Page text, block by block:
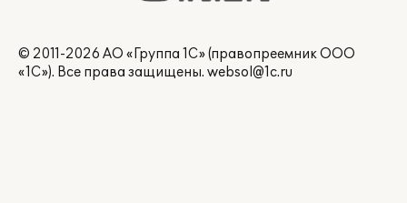
© 2011-2026 АО «Группа 1С» (правопреемник ООО
«1С»). Все права защищены. websol@1c.ru